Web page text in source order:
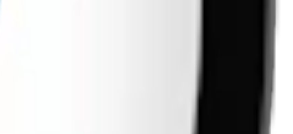
nedan.